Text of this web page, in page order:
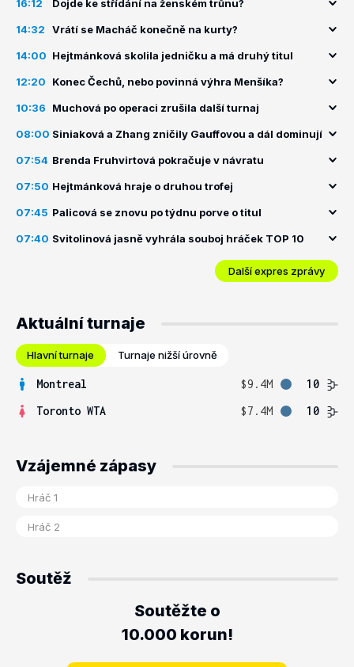
16:12 Dojde ke střídání na ženském trůnu?
14:32 Vrátí se Macháč konečně na kurty?
14:00 Hejtmánková skolila jedničku a má druhý titul
12:20 Konec Čechů, nebo povinná výhra Menšíka?
10:36 Muchová po operaci zrušila další turnaj
08:00 Siniaková a Zhang zničily Gauffovou a dál dominují
07:54 Brenda Fruhvirtová pokračuje v návratu
07:50 Hejtmánková hraje o druhou trofej
07:45 Palicová se znovu po týdnu porve o titul
07:40 Svitolinová jasně vyhrála souboj hráček TOP 10
Další expres zprávy
Aktuální turnaje
Hlavní turnaje Turnaje nižší úrovně
Montreal $9.4M
10
Toronto WTA
$7.4M 10
Vzájemné zápasy
Soutěž
Soutěžte o
10.000 korun!